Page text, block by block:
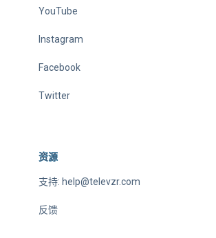
YouTube
Instagram
Facebook
Twitter
资源
支持: help@televzr.com
反馈